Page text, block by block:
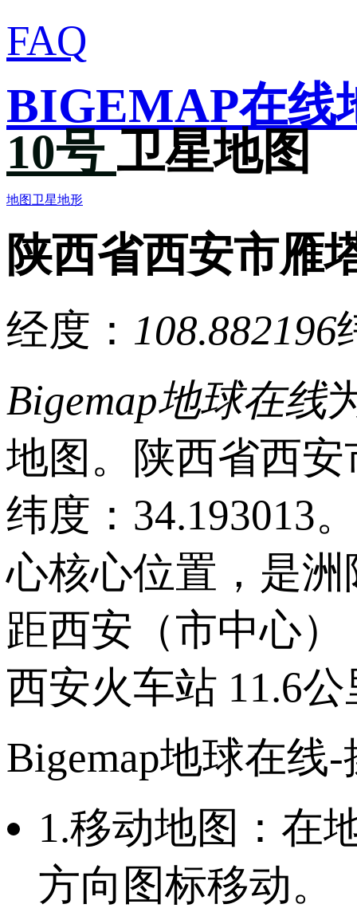
FAQ
BIGEMAP在线
10号 卫星地图
地图卫星地形
陕西省西安市雁
经度： 108.882196
Bigemap地球在线
地图。陕西省西安
纬度：34.193013
心核心位置，是
距西安（市中心
西安火车站 11.6
Bigemap地球在线
1.移动地图：在
方向图标移动。